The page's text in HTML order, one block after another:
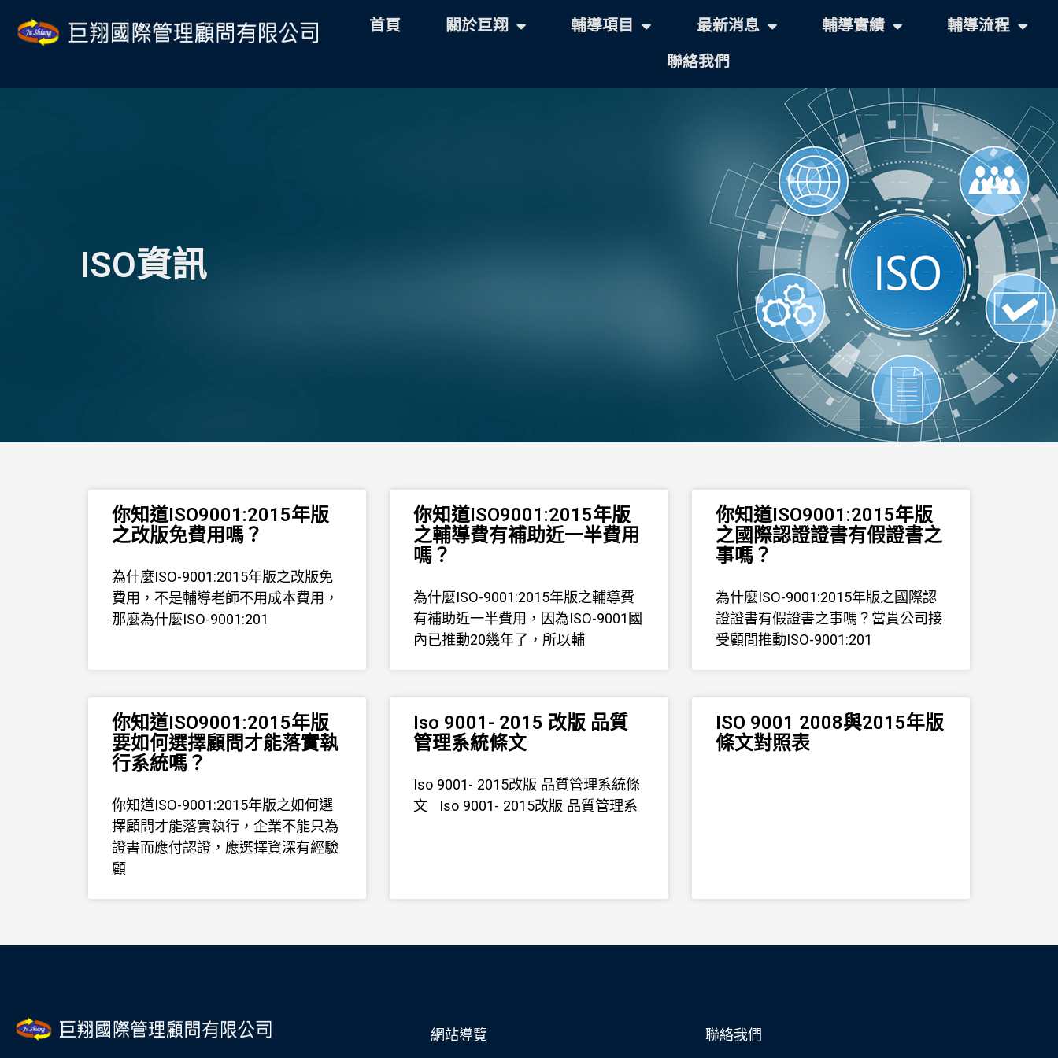
首頁 關於巨翔 輔導項目 最新消息 輔導實績
輔導流程
聯絡我們
ISO資訊
你知道ISO9001:2015年版
之改版免費用嗎？
為什麼ISO-9001:2015年版之改版免
費用，不是輔導老師不用成本費用，
那麼為什麼ISO-9001:201
你知道ISO9001:2015年版
之輔導費有補助近一半費用
嗎？
為什麼ISO-9001:2015年版之輔導費
有補助近一半費用，因為ISO-9001國
內已推動20幾年了，所以輔
你知道ISO9001:2015年版
之國際認證證書有假證書之
事嗎？
為什麼ISO-9001:2015年版之國際認
證證書有假證書之事嗎？當貴公司接
受顧問推動ISO-9001:201
你知道ISO9001:2015年版
要如何選擇顧問才能落實執
行系統嗎？
你知道ISO-9001:2015年版之如何選
擇顧問才能落實執行，企業不能只為
證書而應付認證，應選擇資深有經驗
顧
Iso 9001- 2015 改版 品質
管理系統條文
Iso 9001- 2015改版 品質管理系統條
文 Iso 9001- 2015改版 品質管理系
ISO 9001 2008與2015年版
條文對照表
網站導覽 聯絡我們